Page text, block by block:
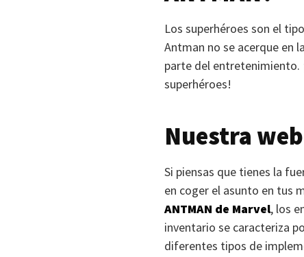
Los superhéroes son el
Antman no se acerque en
parte del entretenimiento.
superhéroes!
Nuestra
Si piensas que tienes la
en coger el asunto en tus
ANTMAN de Marvel, los
inventario se caracteriza
diferentes tipos de